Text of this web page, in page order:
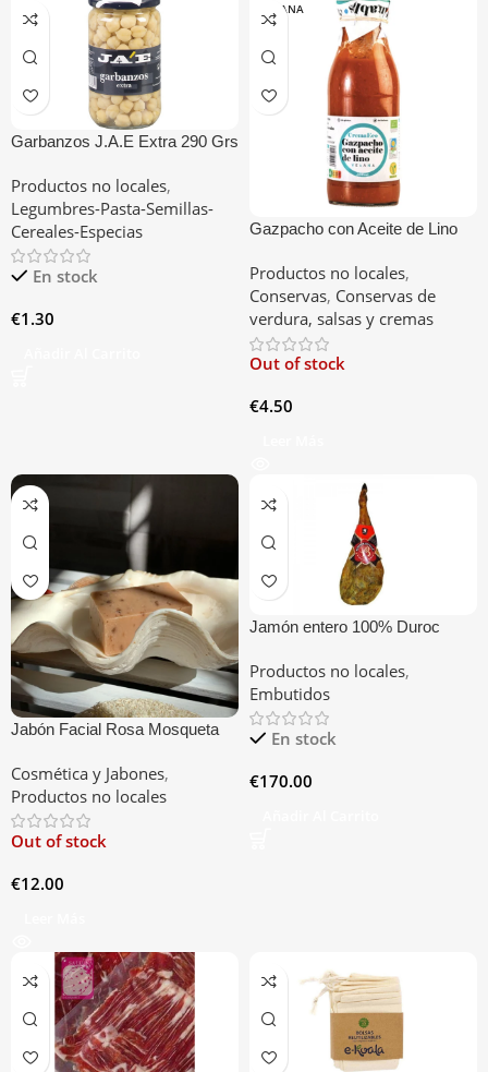
Garbanzos J.A.E Extra 290 Grs
Productos no locales,
Legumbres-Pasta-Semillas-
Cereales-Especias
En stock
€1.30
VESANA
Gazpacho con Aceite de Lino
Productos no locales,
Conservas, Conservas de
verdura, salsas y cremas
Out of stock
€4.50
Jabón Facial Rosa Mosqueta
Cosmética y Jabones,
Productos no locales
Out of stock
€12.00
Jamón entero 100% Duroc
Productos no locales,
Embutidos
En stock
€170.00